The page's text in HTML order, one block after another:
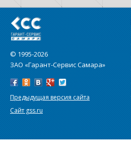
© 1995-2026
ЗАО «Гарант-Сервис Самара»
Предыдущая версия сайта
Сайт gss.ru